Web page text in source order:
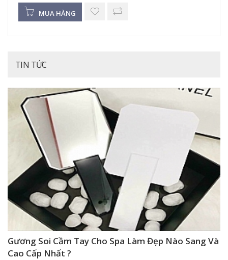
MUA HÀNG
TIN TỨC
Gương Soi Cầm Tay Cho Spa Làm Đẹp Nào Sang Và
Cao Cấp Nhất ?